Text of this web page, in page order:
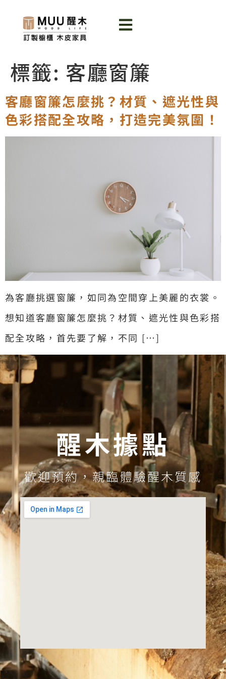
標籤: 客廳窗簾
客廳窗簾怎麼挑？材質、遮光性與
色彩搭配全攻略，打造完美氛圍！
為客廳挑選窗簾，如同為空間穿上美麗的衣裳。
想知道客廳窗簾怎麼挑？材質、遮光性與色彩搭
配全攻略，首先要了解，不同 […]
醒木據點
歡迎預約，親臨體驗醒木質感